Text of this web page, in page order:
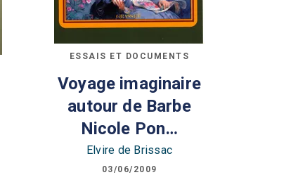
ESSAIS ET DOCUMENTS
Voyage imaginaire
autour de Barbe
Nicole Pon…
Elvire de Brissac
03/06/2009